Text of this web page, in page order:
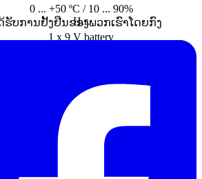
0 ... +50 ºC / 10 ... 90%
H.r.
1 x 9 V battery
ຮັບການຢັ້ງຢືນຂອງພວກເຮົາໂດຍກົງ